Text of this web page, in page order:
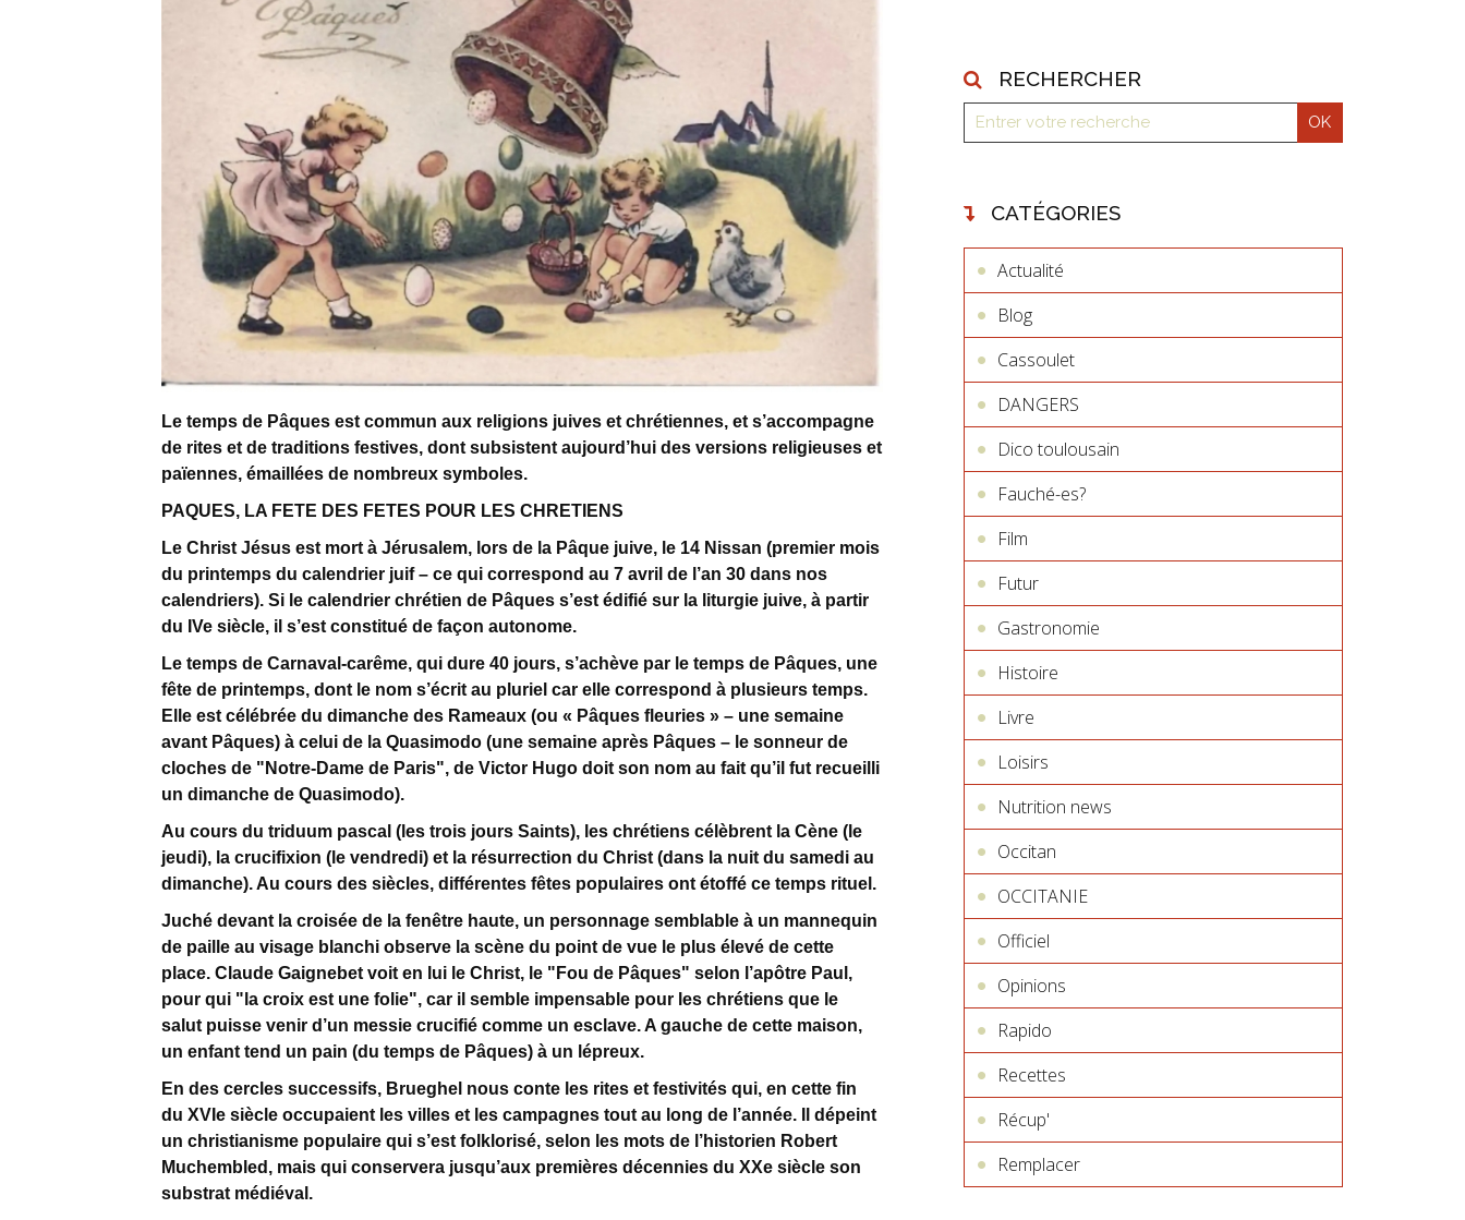
Le temps de Pâques est commun aux religions juives et chrétiennes, et s’accompagne
de rites et de traditions festives, dont subsistent aujourd’hui des versions religieuses et
païennes, émaillées de nombreux symboles.
PAQUES, LA FETE DES FETES POUR LES CHRETIENS
Le Christ Jésus est mort à Jérusalem, lors de la Pâque juive, le 14 Nissan (premier mois
du printemps du calendrier juif – ce qui correspond au 7 avril de l’an 30 dans nos
calendriers). Si le calendrier chrétien de Pâques s’est édifié sur la liturgie juive, à partir
du IVe siècle, il s’est constitué de façon autonome.
Le temps de Carnaval-carême, qui dure 40 jours, s’achève par le temps de Pâques, une
fête de printemps, dont le nom s’écrit au pluriel car elle correspond à plusieurs temps.
Elle est célébrée du dimanche des Rameaux (ou « Pâques fleuries » – une semaine
avant Pâques) à celui de la Quasimodo (une semaine après Pâques – le sonneur de
cloches de "Notre-Dame de Paris", de Victor Hugo doit son nom au fait qu’il fut recueilli
un dimanche de Quasimodo).
Au cours du triduum pascal (les trois jours Saints), les chrétiens célèbrent la Cène (le
jeudi), la crucifixion (le vendredi) et la résurrection du Christ (dans la nuit du samedi au
dimanche). Au cours des siècles, différentes fêtes populaires ont étoffé ce temps rituel.
Juché devant la croisée de la fenêtre haute, un personnage semblable à un mannequin
de paille au visage blanchi observe la scène du point de vue le plus élevé de cette
place. Claude Gaignebet voit en lui le Christ, le "Fou de Pâques" selon l’apôtre Paul,
pour qui "la croix est une folie", car il semble impensable pour les chrétiens que le
salut puisse venir d’un messie crucifié comme un esclave. A gauche de cette maison,
un enfant tend un pain (du temps de Pâques) à un lépreux.
En des cercles successifs, Brueghel nous conte les rites et festivités qui, en cette fin
du XVIe siècle occupaient les villes et les campagnes tout au long de l’année. Il dépeint
un christianisme populaire qui s’est folklorisé, selon les mots de l’historien Robert
Muchembled, mais qui conservera jusqu’aux premières décennies du XXe siècle son
substrat médiéval.
RECHERCHER
CATÉGORIES
Actualité
Blog
Cassoulet
DANGERS
Dico toulousain
Fauché-es?
Film
Futur
Gastronomie
Histoire
Livre
Loisirs
Nutrition news
Occitan
OCCITANIE
Officiel
Opinions
Rapido
Recettes
Récup'
Remplacer